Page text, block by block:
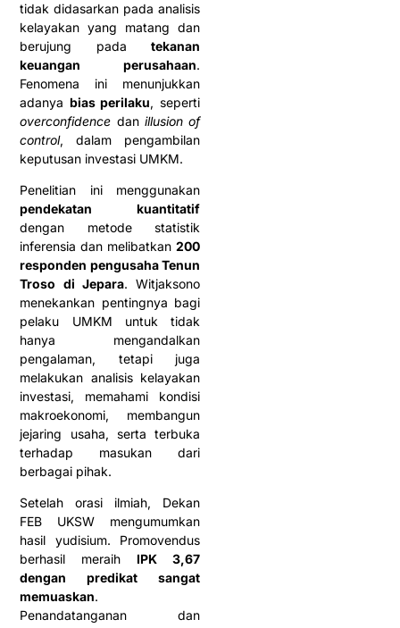
tidak didasarkan pada analisis
kelayakan yang matang dan
berujung pada tekanan
keuangan perusahaan.
Fenomena ini menunjukkan
adanya bias perilaku, seperti
overconfidence dan illusion of
control, dalam pengambilan
keputusan investasi UMKM.
Penelitian ini menggunakan
pendekatan kuantitatif
dengan metode statistik
inferensia dan melibatkan 200
responden pengusaha Tenun
Troso di Jepara. Witjaksono
menekankan pentingnya bagi
pelaku UMKM untuk tidak
hanya mengandalkan
pengalaman, tetapi juga
melakukan analisis kelayakan
investasi, memahami kondisi
makroekonomi, membangun
jejaring usaha, serta terbuka
terhadap masukan dari
berbagai pihak.
Setelah orasi ilmiah, Dekan
FEB UKSW mengumumkan
hasil yudisium. Promovendus
berhasil meraih IPK 3,67
dengan predikat sangat
memuaskan.
Penandatanganan dan